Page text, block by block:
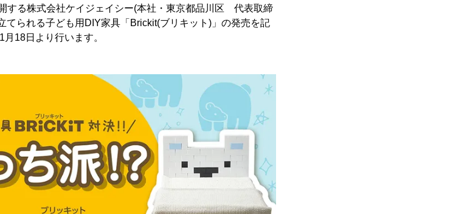
する株式会社ケイジェイシー(本社・東京都品川区 代表取締
てられる子ども用DIY家具「Brickit(ブリキット)」の発売を記
18日より行います。